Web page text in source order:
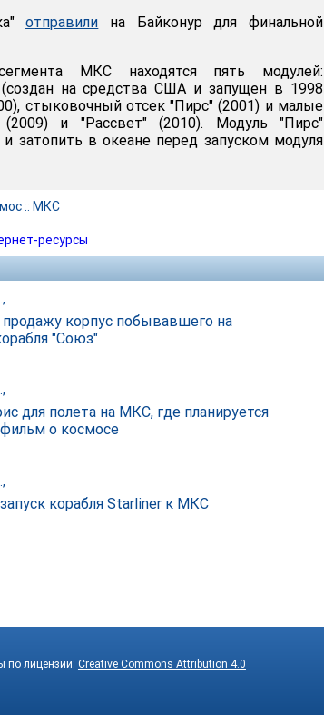
отправили на Байконур для финальной
МКС находятся пять модулей:
(создан на средства США и запущен в 1998
стыковочный отсек "Пирс" (2001) и малые
(2009) и "Рассвет" (2010). Модуль "Пирс"
затопить в океане перед запуском модуля
:: МКС
ресурсы
корпус побывавшего на
"Союз"
для полета на МКС, где планируется
о космосе
корабля Starliner к МКС
по лицензии: Creative Commons Attribution 4.0